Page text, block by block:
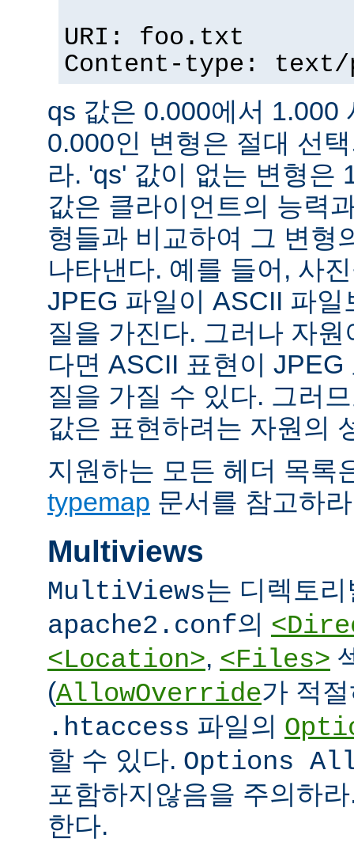
URI: foo.txt
Content-type:
qs 값은 0.000에서 1.000
0.000인 변형은 절대 선
라. 'qs' 값이 없는 변형은
값은 클라이언트의 능력
형들과 비교하여 그 변형
나타낸다. 예를 들어, 사
JPEG 파일이 ASCII 파
질을 가진다. 그러나 자
다면 ASCII 표현이
질을 가질 수 있다. 그러
값은 표현하려는 자원의
지원하는 모든 헤더 목록
typemap 문서를 참고하
Multiviews
MultiViews는 디렉토
apache2.conf의
<Location>, <Files>
(AllowOverride가 적
.htaccess 파일의
할 수 있다. Options
포함하지않음을 주의하
한다.